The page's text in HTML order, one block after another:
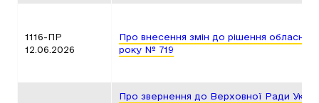
1116-ПР
12.06.2026
Про внесення змін до рішення обласної
року № 719
Про звернення до Верховної Ради